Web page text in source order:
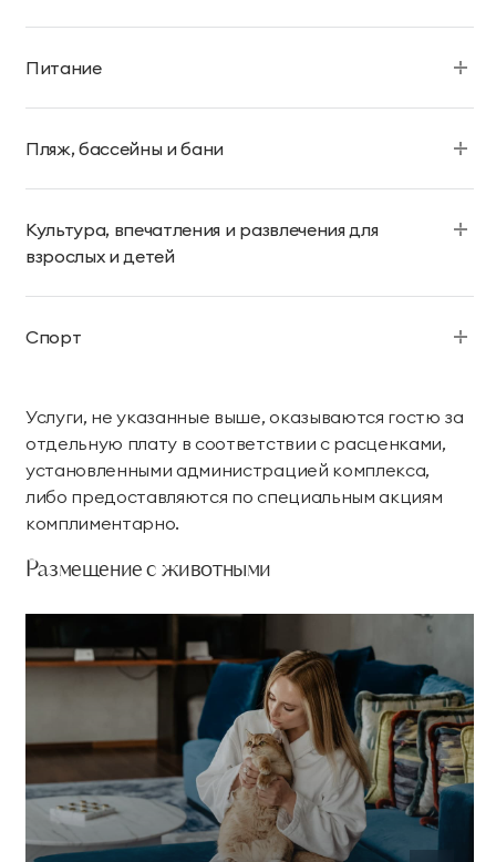
Питание
Пляж, бассейны и бани
Культура, впечатления и развлечения для
взрослых и детей
Спорт
Услуги, не указанные выше, оказываются гостю за
отдельную плату в соответствии с расценками,
установленными администрацией комплекса,
либо предоставляются по специальным акциям
комплиментарно.
Размещение с животными